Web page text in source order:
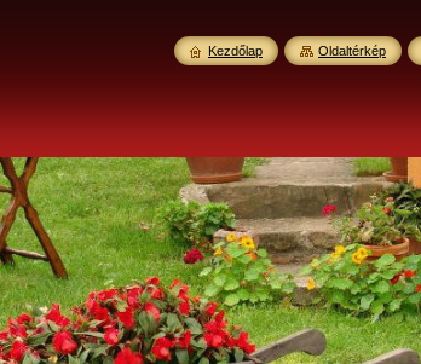
Kezdőlap Oldaltérkép